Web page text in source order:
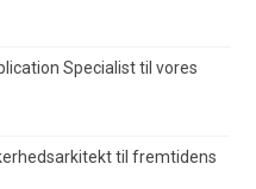
Specialist til vores
til fremtidens